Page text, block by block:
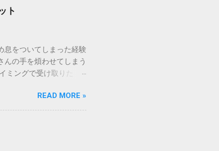
は、パソコンが文字を
）によって「第1水
（旧字）や、特定の組
字には、いわば「住
指定すれば、確実に呼
汎用性が高く、特別な
る。 入力モードを「半
[X]キー**を押す。 入
Wordで非常に強力
ト
息をついてしまった経験
の手を煩わせてしまう
ングで受け取りた
ストレスは驚くほど軽く
メリットを徹底解説しま
川急便の個人向け無料
基盤となるサービスで
けることで、その利便
READ MORE »